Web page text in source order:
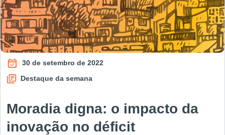
30 de setembro de 2022
Destaque da semana
Moradia digna: o impacto da
inovação no déficit